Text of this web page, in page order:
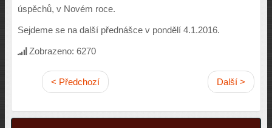
úspěchů, v Novém roce.
Sejdeme se na další přednášce v pondělí 4.1.2016.
Zobrazeno: 6270
< Předchozí Další >